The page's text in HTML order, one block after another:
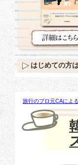
旅行のプロ元CAによ
秋、断然おススメの
はじめての方